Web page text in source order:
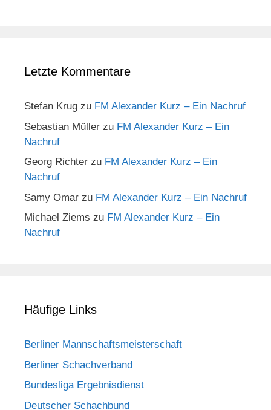
Letzte Kommentare
Stefan Krug zu FM Alexander Kurz – Ein Nachruf
Sebastian Müller zu FM Alexander Kurz – Ein
Nachruf
Georg Richter zu FM Alexander Kurz – Ein
Nachruf
Samy Omar zu FM Alexander Kurz – Ein Nachruf
Michael Ziems zu FM Alexander Kurz – Ein
Nachruf
Häufige Links
Berliner Mannschaftsmeisterschaft
Berliner Schachverband
Bundesliga Ergebnisdienst
Deutscher Schachbund